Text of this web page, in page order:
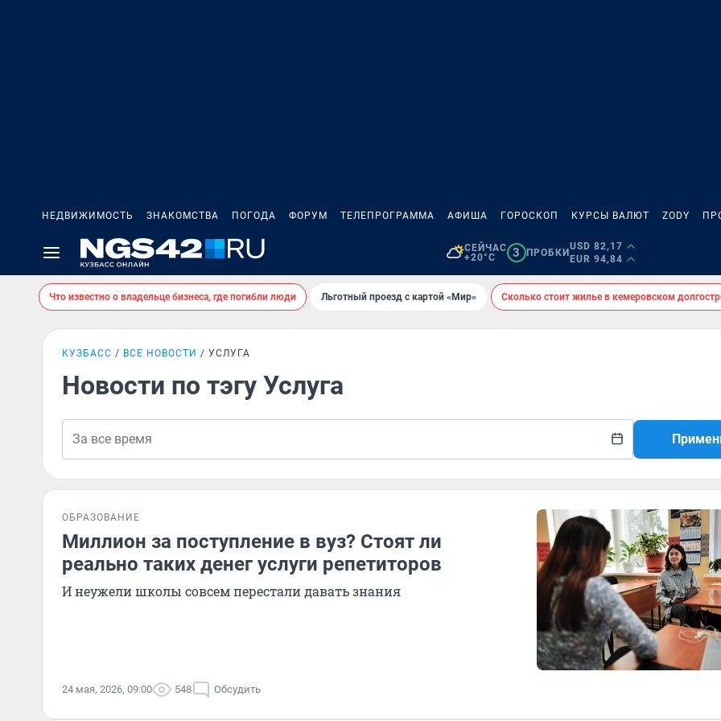
НЕДВИЖИМОСТЬ ЗНАКОМСТВА ПОГОДА ФОРУМ ТЕЛЕПРОГРАММА АФИША ГОРОСКОП КУРСЫ ВАЛЮТ ZODY
СЕЙЧАС
+20°C
3 ПРОБКИ
USD 82,17
EUR 94,84
Что известно о владельце бизнеса, где погибли люди Льготный проезд с картой «Мир» Сколько стоит жилье в кемеровском
КУЗБАСС ВСЕ НОВОСТИ УСЛУГА
Новости по тэгу Услуга
ОБРАЗОВАНИЕ
Миллион за поступление в вуз? Стоят ли
реально таких денег услуги репетиторов
И неужели школы совсем перестали давать знания
24 мая, 2026, 09:00 548 Обсудить